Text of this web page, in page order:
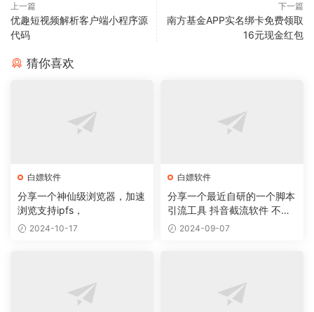
上一篇
优趣短视频解析客户端小程序源
代码
下一篇
南方基金APP实名绑卡免费领取
16元现金红包
猜你喜欢
白嫖软件
分享一个神仙级浏览器，加速
浏览支持ipfs，
2024-10-17
白嫖软件
分享一个最近自研的一个脚本
引流工具 抖音截流软件 不封
号 无痕
2024-09-07